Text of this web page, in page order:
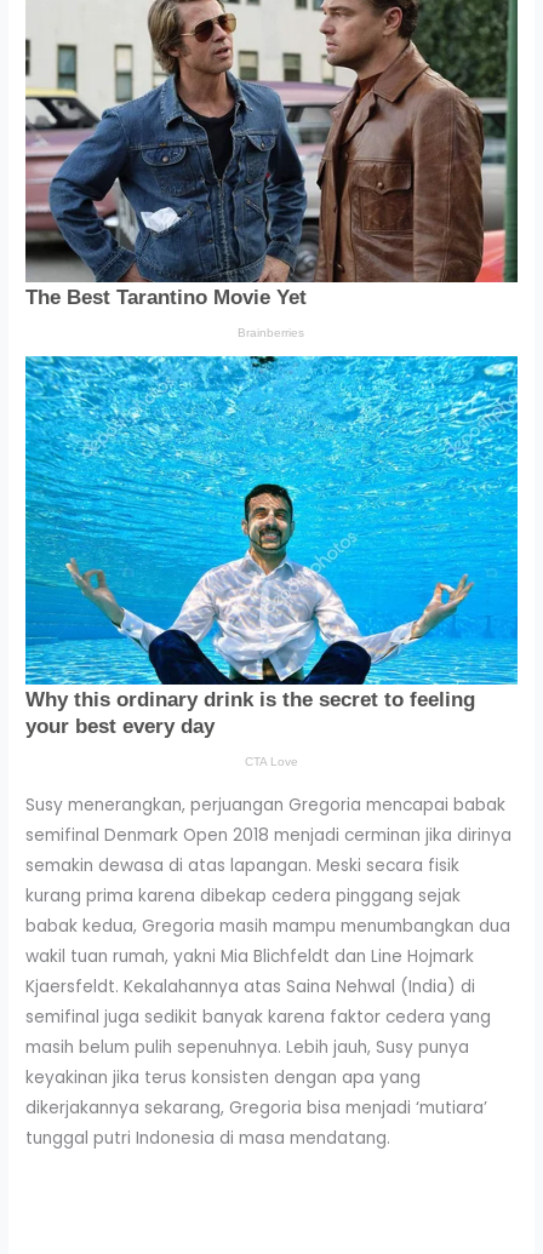
Susy menerangkan, perjuangan Gregoria mencapai babak
semifinal Denmark Open 2018 menjadi cerminan jika dirinya
semakin dewasa di atas lapangan. Meski secara fisik
kurang prima karena dibekap cedera pinggang sejak
babak kedua, Gregoria masih mampu menumbangkan dua
wakil tuan rumah, yakni Mia Blichfeldt dan Line Hojmark
Kjaersfeldt. Kekalahannya atas Saina Nehwal (India) di
semifinal juga sedikit banyak karena faktor cedera yang
masih belum pulih sepenuhnya. Lebih jauh, Susy punya
keyakinan jika terus konsisten dengan apa yang
dikerjakannya sekarang, Gregoria bisa menjadi ‘mutiara’
tunggal putri Indonesia di masa mendatang.